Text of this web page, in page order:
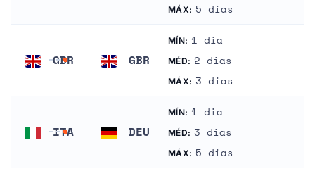
MÁX: 5 dias
GBR GBR
MÍN: 1 dia
MÉD: 2 dias
MÁX: 3 dias
ITA DEU
MÍN: 1 dia
MÉD: 3 dias
MÁX: 5 dias